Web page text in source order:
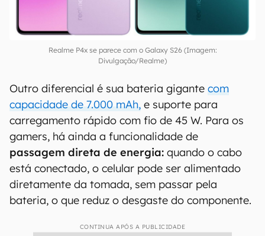
Realme P4x se parece com o Galaxy S26 (Imagem:
Divulgação/Realme)
Outro diferencial é sua bateria gigante com
capacidade de 7.000 mAh, e suporte para
carregamento rápido com fio de 45 W. Para os
gamers, há ainda a funcionalidade de
passagem direta de energia: quando o cabo
está conectado, o celular pode ser alimentado
diretamente da tomada, sem passar pela
bateria, o que reduz o desgaste do componente.
CONTINUA APÓS A PUBLICIDADE